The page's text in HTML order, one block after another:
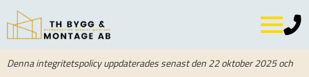
Denna integritetspolicy uppdaterades senast den 22 oktober 2025 och